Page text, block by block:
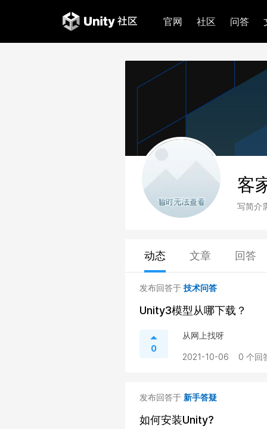
官网 社区 问答
客
写简介
动态 文章 回答
发布回答于 技术问答
Unity3模型从哪下载？
0
从网上找呀
2021-10-06 0 个回
发布回答于 新手答疑
如何安装Unity?